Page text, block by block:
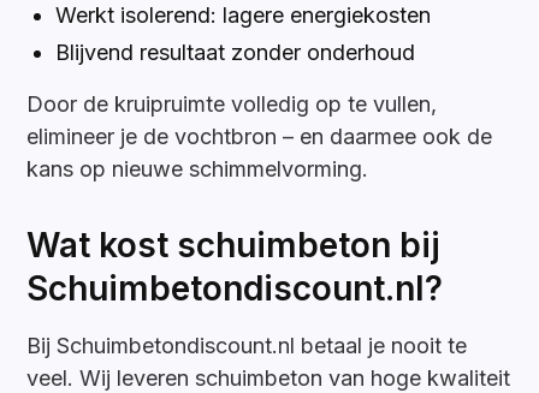
Werkt isolerend: lagere energiekosten
Blijvend resultaat zonder onderhoud
Door de kruipruimte volledig op te vullen,
elimineer je de vochtbron – en daarmee ook de
kans op nieuwe schimmelvorming.
Wat kost schuimbeton bij
Schuimbetondiscount.nl?
Bij Schuimbetondiscount.nl betaal je nooit te
veel. Wij leveren schuimbeton van hoge kwaliteit